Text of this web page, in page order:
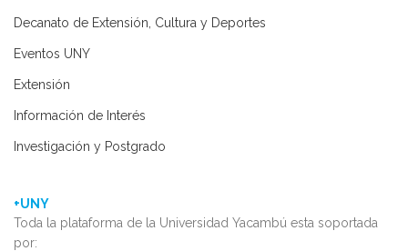
Decanato de Extensión, Cultura y Deportes
Eventos UNY
Extensión
Información de Interés
Investigación y Postgrado
+UNY
Toda la plataforma de la Universidad Yacambú esta soportada
por: